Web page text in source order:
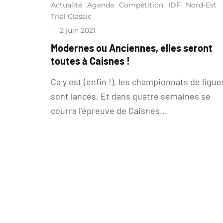
Actualité Agenda Compétition IDF
Nord-Est
Trial Classic
· 2 juin 2021
Modernes ou Anciennes, elles seront
toutes à Caisnes !
Ca y est (enfin !), les championnats de
sont lancés. Et dans quatre semaines se
courra l’épreuve de Caisnes...